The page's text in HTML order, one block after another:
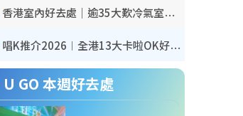
香港室內好去處｜逾35大歎冷氣室內好去處推介 室內活動免費避雨無懼落雨
唱K推介2026︱全港13大卡啦OK好去處！最平$36起 日文K都有！(附地址+收費詳情)
U GO 本週好去處